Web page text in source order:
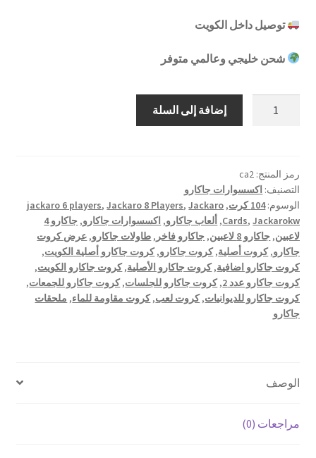
توصيل داخل الكويت
شحن خليجي وعالمي متوفر
عدد
٢
إضافة إلى السلة
رمز المنتج: ca2
التصنيف: اكسسوارات جاكارو
الوسوم:104 كرت ,
jackaro 6 players,Jackaro 8 Players,Jackaro
Cards,Jackarokw
, ألعاب جاكارو, اكسسوارات جاكارو,
جاكارو 4
لاعبين, جاكارو 8 لاعبين , جاكارو فاخر , طاولات جاكارو, عرض كروت
جاكارو,كروت أصلية,كروت جاكارو,كروت جاكارو أصلية الكويت,
كروت جاكارو اضافية,كروت جاكارو الأصلية,كروت جاكارو الكويت,
كروت جاكارو عدد 2
,كروت جاكارو للجلسات,كروت جاكارو للجمعات,
كروت جاكارو للديوانيات,كروت لعب,كروت مقاومة للماء, ملحقات
جاكارو
الوصف
مراجعات (0)